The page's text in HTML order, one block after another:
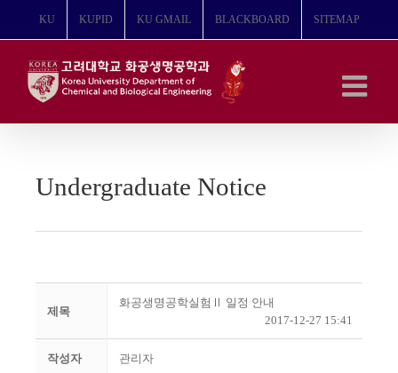
뛰
KU KUPID KU GMAIL BLACKBOARD SITEMAP
Undergraduate Notice
제목
화공생명공학실험Ⅱ 일정 안내
2017-12-27 15:41
작성자 관리자